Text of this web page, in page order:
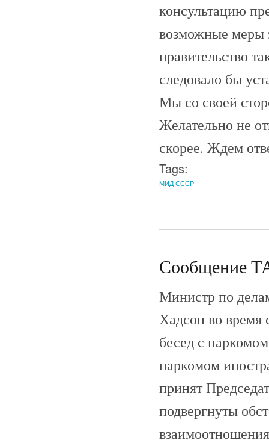
консультацию
возможные меры
правительство
следовало бы
Мы со своей
Желательно не
скорее. Ждем
Tags:
МИД СССР
Сообщение
Министр по
Хадсон во время
бесед с
наркомом
принят
подвергнуты